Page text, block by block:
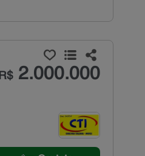
R$2.000.000